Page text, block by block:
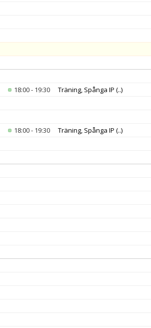
18:00 - 19:30 Träning, Spånga IP (..)
18:00 - 19:30 Träning, Spånga IP (..)